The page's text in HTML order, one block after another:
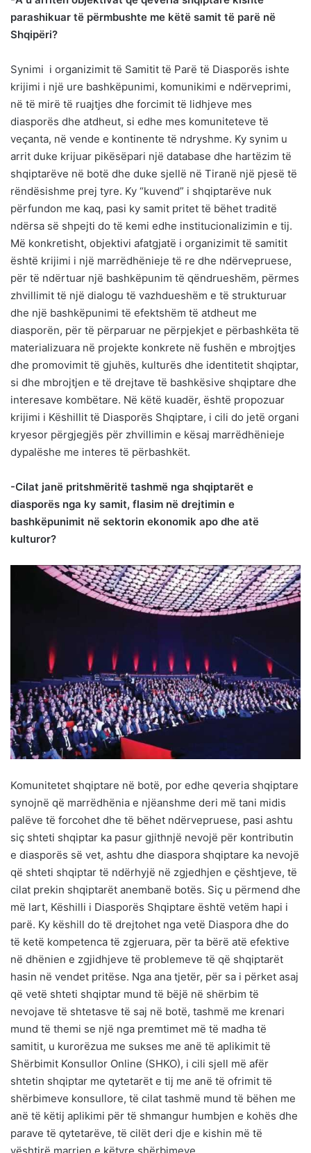
parashikuar të përmbushte me këtë samit të parë në
Shqipëri?
Synimi i organizimit të Samitit të Parë të Diasporës ishte
krijimi i një ure bashkëpunimi, komunikimi e ndërveprimi,
në të mirë të ruajtjes dhe forcimit të lidhjeve mes
diasporës dhe atdheut, si edhe mes komuniteteve të
veçanta, në vende e kontinente të ndryshme. Ky synim u
arrit duke krijuar pikësëpari një database dhe hartëzim të
shqiptarëve në botë dhe duke sjellë në Tiranë një pjesë të
rëndësishme prej tyre. Ky “kuvend” i shqiptarëve nuk
përfundon me kaq, pasi ky samit pritet të bëhet traditë
ndërsa së shpejti do të kemi edhe institucionalizimin e tij.
Më konkretisht, objektivi afatgjatë i organizimit të samitit
është krijimi i një marrëdhënieje të re dhe ndërvepruese,
për të ndërtuar një bashkëpunim të qëndrueshëm, përmes
zhvillimit të një dialogu të vazhdueshëm e të strukturuar
dhe një bashkëpunimi të efektshëm të atdheut me
diasporën, për të përparuar ne përpjekjet e përbashkëta të
materializuara në projekte konkrete në fushën e mbrojtjes
dhe promovimit të gjuhës, kulturës dhe identitetit shqiptar,
si dhe mbrojtjen e të drejtave të bashkësive shqiptare dhe
interesave kombëtare. Në këtë kuadër, është propozuar
krijimi i Këshillit të Diasporës Shqiptare, i cili do jetë organi
kryesor përgjegjës për zhvillimin e kësaj marrëdhënieje
dypalëshe me interes të përbashkët.
-Cilat janë pritshmëritë tashmë nga shqiptarët e
diasporës nga ky samit, flasim në drejtimin e
bashkëpunimit në sektorin ekonomik apo dhe atë
kulturor?
Komunitetet shqiptare në botë, por edhe qeveria shqiptare
synojnë që marrëdhënia e njëanshme deri më tani midis
palëve të forcohet dhe të bëhet ndërvepruese, pasi ashtu
siç shteti shqiptar ka pasur gjithnjë nevojë për kontributin
e diasporës së vet, ashtu dhe diaspora shqiptare ka nevojë
që shteti shqiptar të ndërhyjë në zgjedhjen e çështjeve, të
cilat prekin shqiptarët anembanë botës. Siç u përmend dhe
më lart, Këshilli i Diasporës Shqiptare është vetëm hapi i
parë. Ky këshill do të drejtohet nga vetë Diaspora dhe do
të ketë kompetenca të zgjeruara, për ta bërë atë efektive
në dhënien e zgjidhjeve të problemeve të që shqiptarët
hasin në vendet pritëse. Nga ana tjetër, për sa i përket asaj
që vetë shteti shqiptar mund të bëjë në shërbim të
nevojave të shtetasve të saj në botë, tashmë me krenari
mund të themi se një nga premtimet më të madha të
samitit, u kurorëzua me sukses me anë të aplikimit të
Shërbimit Konsullor Online (SHKO), i cili sjell më afër
shtetin shqiptar me qytetarët e tij me anë të ofrimit të
shërbimeve konsullore, të cilat tashmë mund të bëhen me
anë të këtij aplikimi për të shmangur humbjen e kohës dhe
parave të qytetarëve, të cilët deri dje e kishin më të